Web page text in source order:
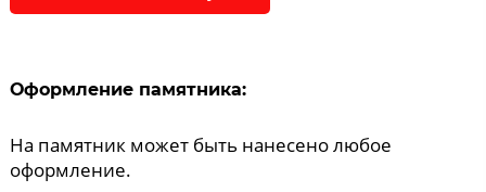
Оформление памятника:
На памятник может быть нанесено любое
оформление.